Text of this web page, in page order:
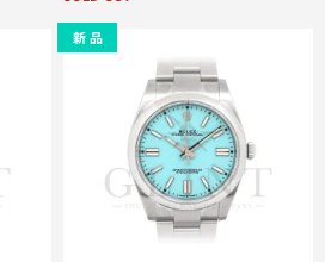
新 品